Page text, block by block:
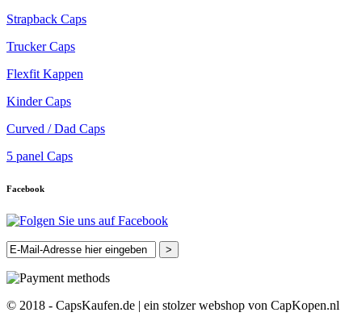
Strapback Caps
Trucker Caps
Flexfit Kappen
Kinder Caps
Curved / Dad Caps
5 panel Caps
Facebook
>
© 2018 - CapsKaufen.de | ein stolzer webshop von CapKopen.nl